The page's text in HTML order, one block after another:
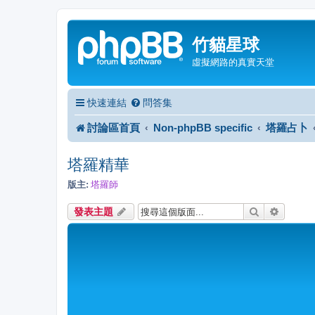
竹貓星球
虛擬網路的真實天堂
快速連結 問答集
討論區首頁 Non-phpBB specific 塔羅占卜
塔羅精華
版主: 塔羅師
發表主題 搜尋